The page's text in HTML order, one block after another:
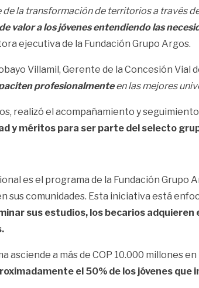
de la transformación de territorios a través
valor a los jóvenes entendiendo las
ejecutiva de la Fundación Grupo Argos.
Villamil, Gerente de la Concesión Vial
profesionalmenteen las mejores
realizó el acompañamiento y
y méritos para ser parte del selecto
es el programa de la Fundación
sus comunidades. Esta iniciativa está
sus estudios, los becarios
asciende a más de COP 10.000 millones
el 50% de los jóvenes